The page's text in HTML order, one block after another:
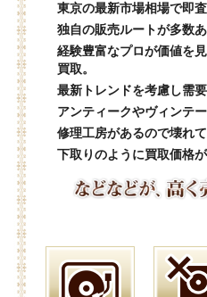
東京の最新市場相場で即査
独自の販売ルートが多数
経験豊富なプロが価値を
買取。
最新トレンドを考慮し需
アンティークやヴィンテ
修理工房があるので壊れ
下取りのように買取価格が